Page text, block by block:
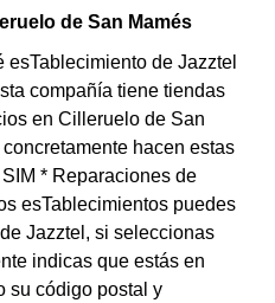
de San Mamés
de Jazztel
compañía tiene tiendas
en Cilleruelo de San
hacen estas
* Reparaciones de
esTablecimientos puedes
Jazztel, si seleccionas
indicas que estás en
su código postal y